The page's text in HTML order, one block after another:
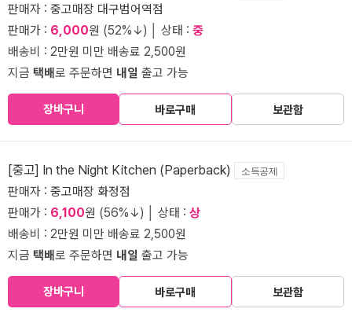
판매자 : 중고매장 대구범어역점
판매가 : 6,000원 (52%↓) │ 상태 : 중
배송비 : 2만원 미만 배송료 2,500원
지금 택배로 주문하면 내일 출고 가능
장바구니 바로구매 보관함
[중고] In the Night Kitchen (Paperback) 소득공제
판매자 : 중고매장 화정점
판매가 : 6,100원 (56%↓) │ 상태 : 상
배송비 : 2만원 미만 배송료 2,500원
지금 택배로 주문하면 내일 출고 가능
장바구니 바로구매 보관함